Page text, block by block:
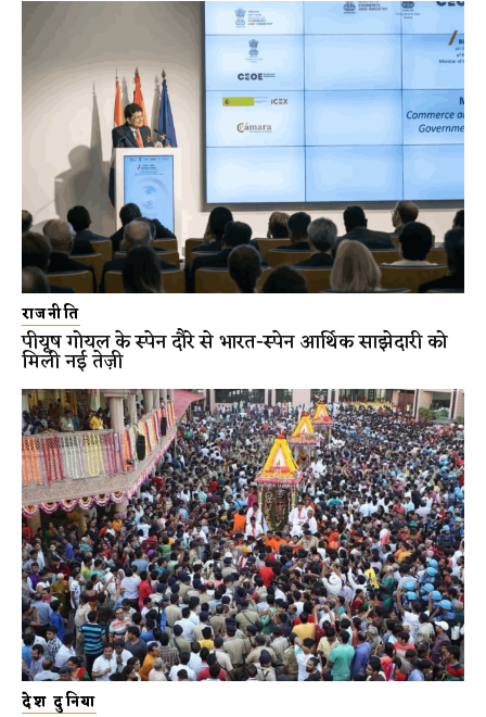
राजनीति
पीयूष गोयल के स्पेन दौरे से भारत-स्पेन आर्थिक साझेदारी को
मिली नई तेज़ी
देश दुनिया